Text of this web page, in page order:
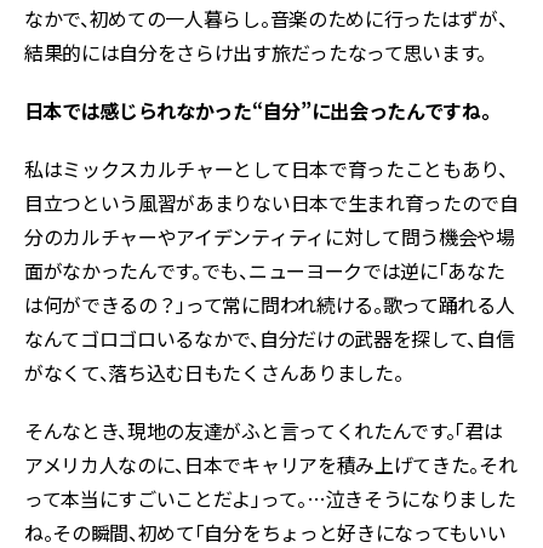
なかで、初めての一人暮らし。音楽のために行ったはずが、
結果的には自分をさらけ出す旅だったなって思います。
――日本では感じられなかった“自分”に出会ったんですね。
私はミックスカルチャーとして日本で育ったこともあり、
目立つという風習があまりない日本で生まれ育ったので自
分のカルチャーやアイデンティティに対して問う機会や場
面がなかったんです。でも、ニューヨークでは逆に「あなた
は何ができるの？」って常に問われ続ける。歌って踊れる人
なんてゴロゴロいるなかで、自分だけの武器を探して、自信
がなくて、落ち込む日もたくさんありました。
そんなとき、現地の友達がふと言ってくれたんです。「君は
アメリカ人なのに、日本でキャリアを積み上げてきた。それ
って本当にすごいことだよ」って。…泣きそうになりました
ね。その瞬間、初めて「自分をちょっと好きになってもいい